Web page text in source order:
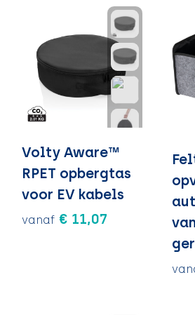
Volty Aware™
RPET opbergtas
voor EV kabels
vanaf € 11,07